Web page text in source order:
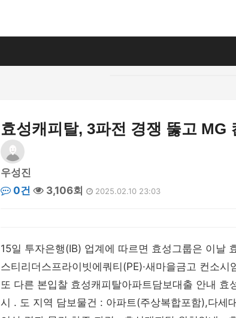
효성캐피탈, 3파전 경쟁 뚫고 MG
우성진
0건
3,106회 2025.02.10 23:03
15일 투자은행(IB) 업계에 따르면 효성그룹은 이날
스티리더스프라이빗에쿼티(PE)·새마을금고 컨소
또 다른 본입찰 효성캐피탈아파트담보대출 안내 효
시 . 도 지역 담보물건 : 아파트(주상복합포함),다세